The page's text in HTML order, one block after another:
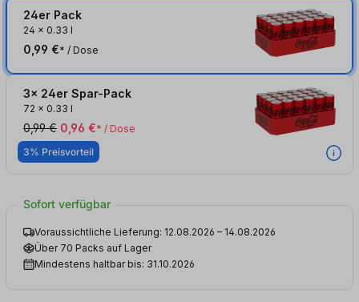
24er Pack
24 x 0.33 l
0,99 €* / Dose
3x 24er Spar-Pack
72 x 0.33 l
0,99 € 0,96 €* / Dose
3% Preisvorteil
Sofort verfügbar
Voraussichtliche Lieferung: 12.08.2026 – 14.08.2026
Über 70 Packs auf Lager
Mindestens haltbar bis: 31.10.2026